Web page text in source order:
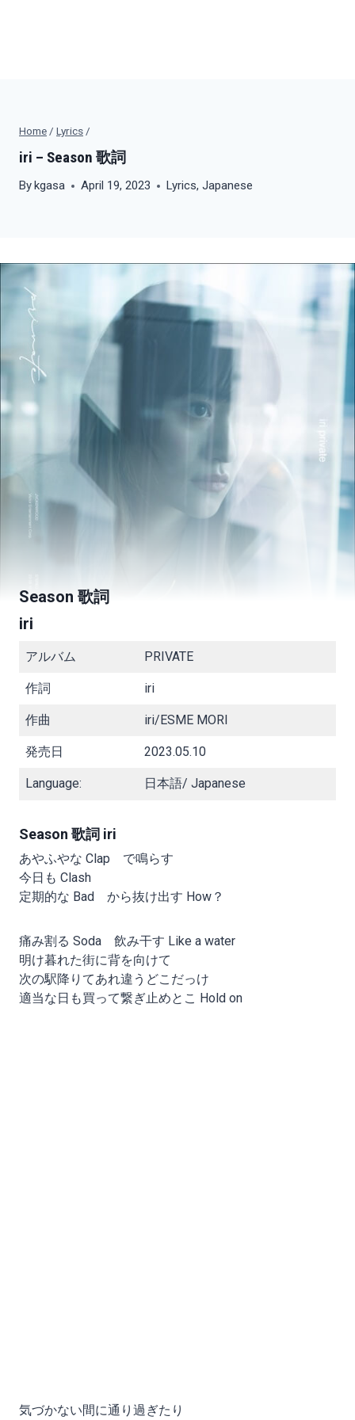
Home / Lyrics /
iri – Season 歌詞
Bykgasa April 19, 2023 Lyrics,Japanese
Season 歌詞
iri
アルバム PRIVATE
作詞 iri
作曲 iri/ESME MORI
発売日 2023.05.10
Language: 日本語/ Japanese
Season 歌詞 iri
あやふやな Clap で鳴らす
今日も Clash
定期的な Bad から抜け出す How？
痛み割る Soda 飲み干す Like a water
明け暮れた街に背を向けて
次の駅降りてあれ違うどこだっけ
適当な日も買って繋ぎ止めとこ Hold on
気づかない間に通り過ぎたり